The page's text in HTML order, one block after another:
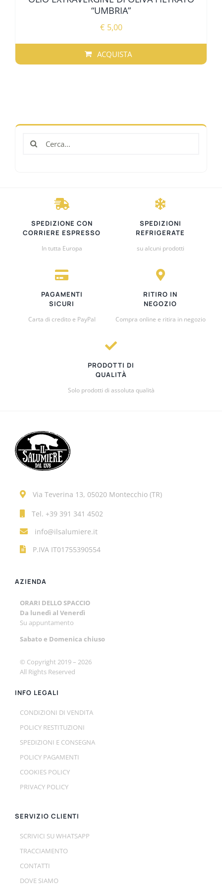
“UMBRIA”
€ 5,00
ACQUISTA
Cerca
per:
SPEDIZIONE CON
CORRIERE ESPRESSO
In tutta Europa
SPEDIZIONI
REFRIGERATE
su alcuni prodotti
PAGAMENTI
SICURI
Carta di credito e PayPal
RITIRO IN
NEGOZIO
Compra online e ritira in negozio
PRODOTTI DI
QUALITÀ
Solo prodotti di assoluta qualità
Via Teverina 13, 05020 Montecchio (TR)
Tel. +39 391 341 4502
info@ilsalumiere.it
P.IVA IT01755390554
AZIENDA
ORARI DELLO SPACCIO
Da lunedì al Venerdì
Su appuntamento
Sabato e Domenica chiuso
© Copyright 2019 – 2026
All Rights Reserved
INFO LEGALI
CONDIZIONI DI VENDITA
POLICY RESTITUZIONI
SPEDIZIONI E CONSEGNA
POLICY PAGAMENTI
COOKIES POLICY
PRIVACY POLICY
SERVIZIO CLIENTI
SCRIVICI SU WHATSAPP
TRACCIAMENTO
CONTATTI
DOVE SIAMO